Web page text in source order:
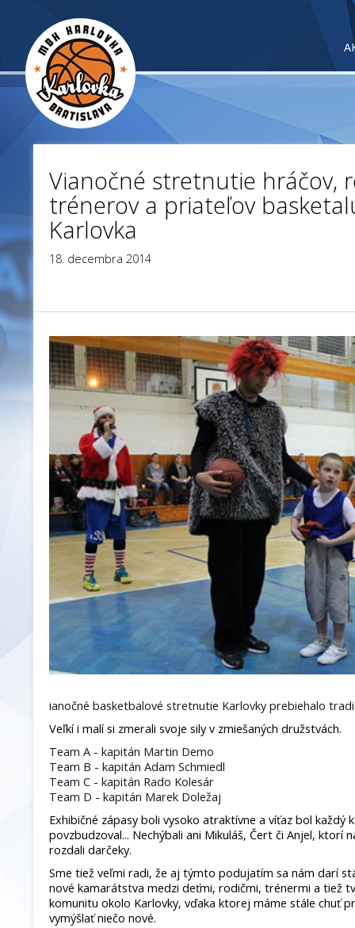
Vianočné stretnutie hráčov,
trénerov a priateľov
Karlovka
18. decembra 2014
ianočné basketbalové stretnutie Karlovky prebiehalo
Veľkí i malí si zmerali svoje sily v zmiešaných družstvách.
Team A - kapitán Martin Demo
Team B - kapitán Adam Schmiedl
Team C - kapitán Rado Kolesár
Team D - kapitán Marek Doležaj
Exhibičné zápasy boli vysoko atraktívne a víťaz bol každý
povzbudzoval... Nechýbali ani Mikuláš, Čert či Anjel, ktorí
rozdali darčeky.
Sme tiež veľmi radi, že aj týmto podujatím sa nám darí
nové kamarátstva medzi deťmi, rodičmi, trénermi a tiež
komunitu okolo Karlovky, vďaka ktorej máme stále chuť
vymýšlať niečo nové.